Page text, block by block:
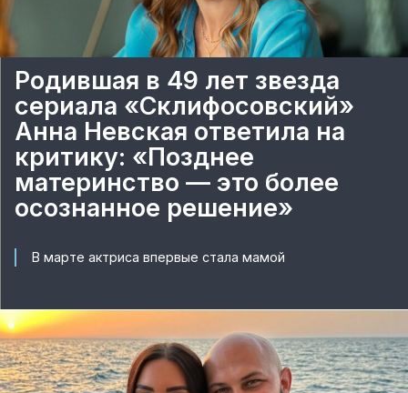
Родившая в 49 лет звезда
сериала «Склифосовский»
Анна Невская ответила на
критику: «Позднее
материнство — это более
осознанное решение»
В марте актриса впервые стала мамой